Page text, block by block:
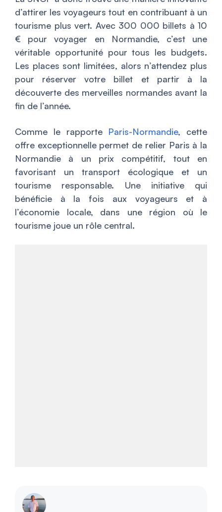
d’attirer les voyageurs tout en contribuant à un
tourisme plus vert. Avec 300 000 billets à 10
€ pour voyager en Normandie, c’est une
véritable opportunité pour tous les budgets.
Les places sont limitées, alors n’attendez plus
pour réserver votre billet et partir à la
découverte des merveilles normandes avant la
fin de l’année.
Comme le rapporte Paris-Normandie, cette
offre exceptionnelle permet de relier Paris à la
Normandie à un prix compétitif, tout en
favorisant un transport écologique et un
tourisme responsable. Une initiative qui
bénéficie à la fois aux voyageurs et à
l’économie locale, dans une région où le
tourisme joue un rôle central.